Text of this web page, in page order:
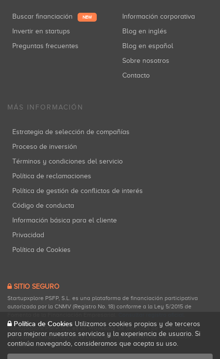
Buscar financiación NEW
Invertir en startups
Preguntas frecuentes
Información corporativa
Blog en inglés
Blog en español
Sobre nosotros
Contacto
MÁS INFORMACIÓN
Estrategia de selección de compañías
Proceso de inversión
Términos y condiciones del servicio
Política de reclamaciones
Política de gestión de conflictos de interés
Código de conducta
Información básica para el cliente
Privacidad
Política de Cookies
SITIO SEGURO
Startupxplore PSFP, S.L. es una plataforma de financiación participativa
autorizada por la CNMV (Registro No. 18) conforme a la Ley 5/2015 de
Startupxplore PSFP, S.L. es un Proveedor de Servicios de Financiación
Participativa registrado en la CNMV para actividades de financiación
participativa.
Política de Cookies Utilizamos cookies propias y de terceros
para mejorar nuestros servicios y la experiencia de usuario. Si
continúa navegando, consideramos que acepta su uso.